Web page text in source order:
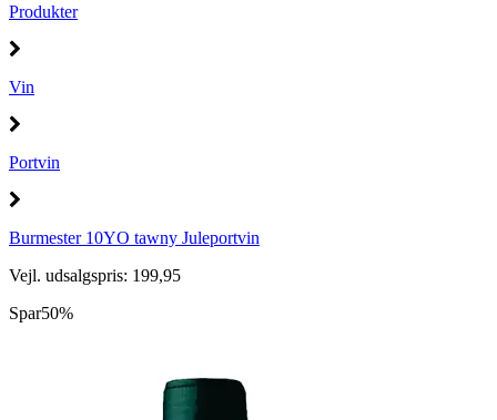
Produkter
Vin
Portvin
Burmester 10YO tawny Juleportvin
Vejl. udsalgspris: 199,95
Spar50%